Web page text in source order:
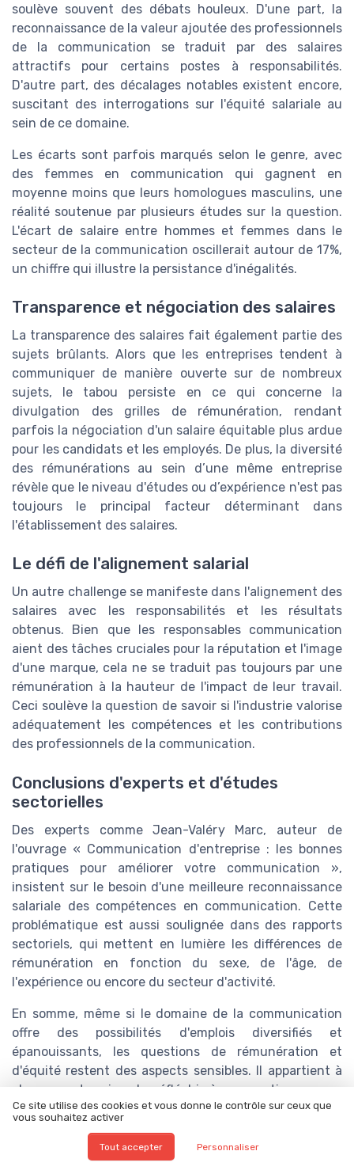
soulève souvent des débats houleux. D'une part, la
reconnaissance de la valeur ajoutée des professionnels
de la communication se traduit par des salaires
attractifs pour certains postes à responsabilités.
D'autre part, des décalages notables existent encore,
suscitant des interrogations sur l'équité salariale au
sein de ce domaine.
Les écarts sont parfois marqués selon le genre, avec
des femmes en communication qui gagnent en
moyenne moins que leurs homologues masculins, une
réalité soutenue par plusieurs études sur la question.
L'écart de salaire entre hommes et femmes dans le
secteur de la communication oscillerait autour de 17%,
un chiffre qui illustre la persistance d'inégalités.
Transparence et négociation des salaires
La transparence des salaires fait également partie des
sujets brûlants. Alors que les entreprises tendent à
communiquer de manière ouverte sur de nombreux
sujets, le tabou persiste en ce qui concerne la
divulgation des grilles de rémunération, rendant
parfois la négociation d'un salaire équitable plus ardue
pour les candidats et les employés. De plus, la diversité
des rémunérations au sein d’une même entreprise
révèle que le niveau d'études ou d’expérience n'est pas
toujours le principal facteur déterminant dans
l'établissement des salaires.
Le défi de l'alignement salarial
Un autre challenge se manifeste dans l'alignement des
salaires avec les responsabilités et les résultats
obtenus. Bien que les responsables communication
aient des tâches cruciales pour la réputation et l'image
d'une marque, cela ne se traduit pas toujours par une
rémunération à la hauteur de l'impact de leur travail.
Ceci soulève la question de savoir si l'industrie valorise
adéquatement les compétences et les contributions
des professionnels de la communication.
Conclusions d'experts et d'études
sectorielles
Des experts comme Jean-Valéry Marc, auteur de
l'ouvrage « Communication d'entreprise : les bonnes
pratiques pour améliorer votre communication »,
insistent sur le besoin d'une meilleure reconnaissance
salariale des compétences en communication. Cette
problématique est aussi soulignée dans des rapports
sectoriels, qui mettent en lumière les différences de
rémunération en fonction du sexe, de l'âge, de
l'expérience ou encore du secteur d'activité.
En somme, même si le domaine de la communication
offre des possibilités d'emplois diversifiés et
épanouissants, les questions de rémunération et
d'équité restent des aspects sensibles. Il appartient à
chaque entreprise de réfléchir à ses pratiques pour
garantir une équité et une transparence qui sauront
Ce site utilise des cookies et vous donne le contrôle sur ceux que
vous souhaitez activer
Tout accepter Personnaliser